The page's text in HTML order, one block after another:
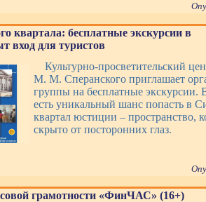
квартала: бесплатные экскурсии в
вход для туристов
Культурно-просветительский
М. М. Сперанского приглашает
группы на бесплатные экскурсии.
есть уникальный шанс попасть в
квартал юстиции – пространство,
скрыто от посторонних глаз.
грамотности «ФинЧАС» (16+)